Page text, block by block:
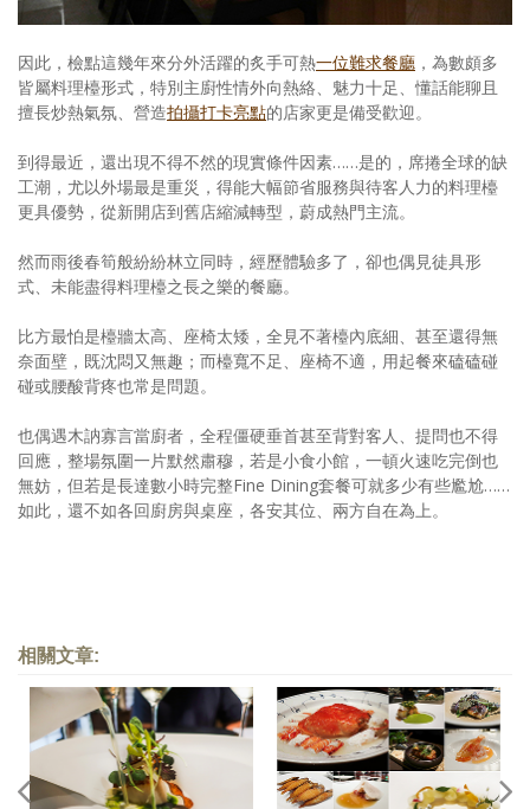
因此，檢點這幾年來分外活躍的炙手可熱一位難求餐廳 ，為數頗多
皆屬料理檯形式，特別主廚性情外向熱絡、魅力十足、懂話能聊且
擅長炒熱氣氛、營造拍攝打卡亮點的店家更是備受歡迎。
到得最近，還出現不得不然的現實條件因素……是的，席捲全球的缺
工潮，尤以外場最是重災，得能大幅節省服務與待客人力的料理檯
更具優勢，從新開店到舊店縮減轉型，蔚成熱門主流。
然而雨後春筍般紛紛林立同時，經歷體驗多了，卻也偶見徒具形
式、未能盡得料理檯之長之樂的餐廳。
比方最怕是檯牆太高、座椅太矮，全見不著檯內底細、甚至還得無
奈面壁，既沈悶又無趣；而檯寬不足、座椅不適，用起餐來磕磕碰
碰或腰酸背疼也常是問題。
也偶遇木訥寡言當廚者，全程僵硬垂首甚至背對客人、提問也不得
回應，整場氛圍一片默然肅穆，若是小食小館，一頓火速吃完倒也
無妨，但若是長達數小時完整Fine Dining套餐可就多少有些尷尬……
如此，還不如各回廚房與桌座，各安其位、兩方自在為上。
相關文章: